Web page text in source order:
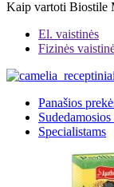
Kaip vartoti Biostile
El. vaistinės
Fizinės
Panašios
Specialistams